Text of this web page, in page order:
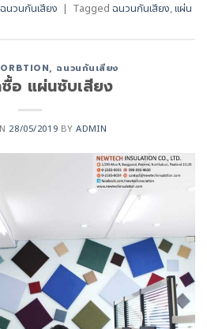
ฉนวนกันเสียง | Tagged ฉนวนกันเสียง,แผ่น
, ฉนวนกันเสียง
อ แผ่นซับเสียง
28/05/2019 BYADMIN